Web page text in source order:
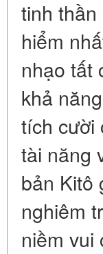
tinh thần
hiểm
nhạo tất
khả
tích cười
tài năng
bản Kitô
nghiêm
niềm vui